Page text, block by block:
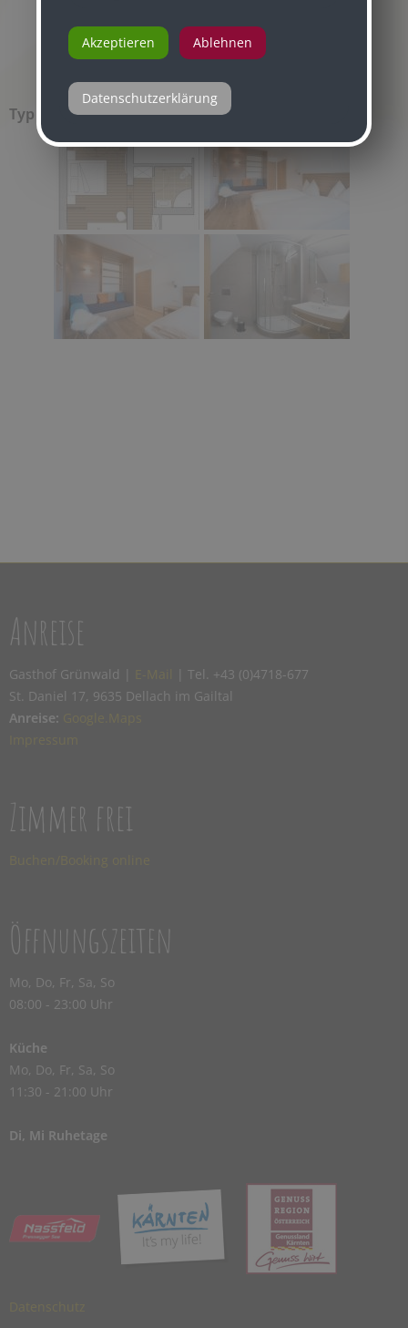
Typ 3 online buchen
Anreise
Gasthof Grünwald |
| Tel. +43 (0)4718-677
St. Daniel 17, 9635 Dellach im Gailtal
Anreise:
Zimmer frei
Öffnungszeiten
Mo, Do, Fr, Sa, So
08:00 - 23:00 Uhr
Küche
Mo, Do, Fr, Sa, So
11:30 - 21:00 Uhr
Di, Mi Ruhetage
Akzeptieren Ablehnen
Datenschutzerklärung